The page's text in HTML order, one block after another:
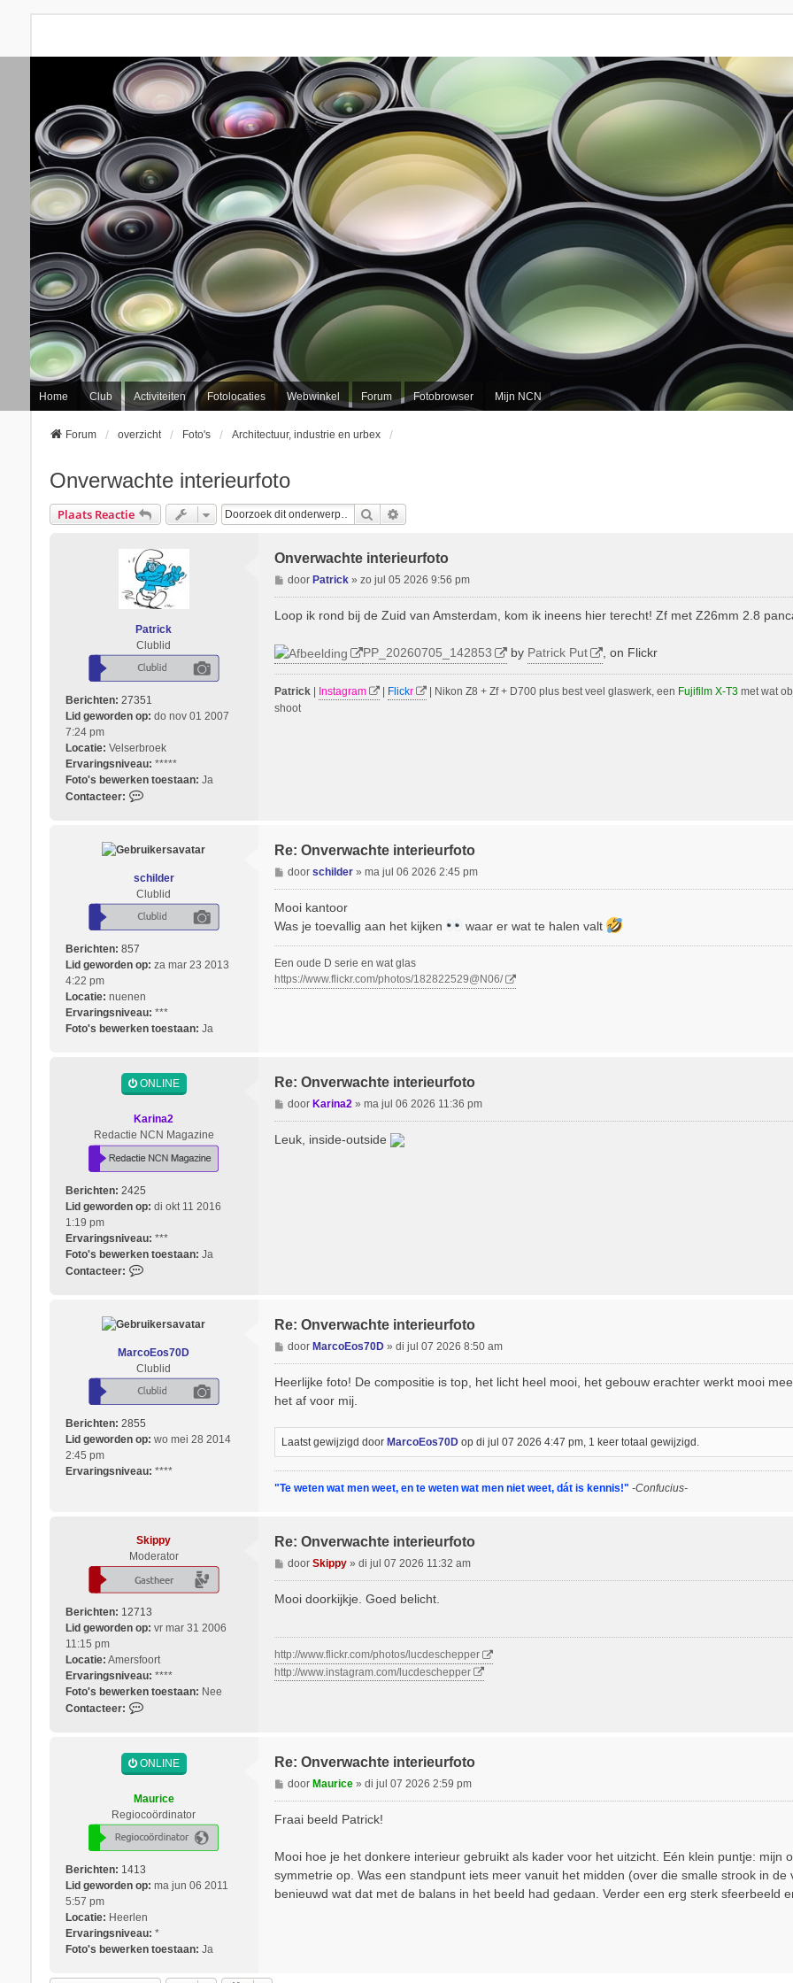
Home Club Activiteiten Fotolocaties Webwinkel Forum Fotobrowser Mijn NCN
Forum overzicht Foto's Architectuur, industrie en urbex
Onverwachte interieurfoto
Plaats Reactie Zoek
Patrick
Clublid
Berichten: 27351
Lid geworden op: do nov 01 2007
7:24 pm
Locatie: Velserbroek
Ervaringsniveau: *****
Foto's bewerken toestaan: Ja
Contacteer:
t
c
t
e
e
a
i
c
Onverwachte interieurfoto
B
e
c
h
t
doorPatrick »zo jul 05 2026 9:56 pm
Loop ik rond bij de Zuid van Amsterdam, kom ik ineens hier terecht! Zf met Z26mm 2.8
PP_20260705_142853 by Patrick Put , on Flickr
Patrick| Instagram | Flickr | Nikon Z8 + Zf + D700 plus best veel glaswerk, een Fujifilm X-T3 met wat
shoot
schilder
Clublid
Berichten: 857
Lid geworden op: za mar 23 2013
4:22 pm
Locatie: nuenen
Ervaringsniveau: ***
Foto's bewerken toestaan: Ja
Re: Onverwachte interieurfoto
B
e
c
h
t
doorschilder »ma jul 06 2026 2:45 pm
Mooi kantoor
Was je toevallig aan het kijken
waar er wat te halen valt
Een oude D serie en wat glas
https://www.flickr.com/photos/182822529@N06/
ONLINE
Karina2
Redactie NCN Magazine
Berichten: 2425
Lid geworden op: di okt 11 2016
1:19 pm
Ervaringsniveau: ***
Foto's bewerken toestaan: Ja
Contacteer:
t
c
t
e
e
a
i
Re: Onverwachte interieurfoto
B
e
doorKarina2 »ma jul 06 2026 11:36 pm
Leuk, inside-outside
MarcoEos70D
Clublid
Berichten: 2855
Lid geworden op: wo mei 28 2014
2:45 pm
Ervaringsniveau: ****
Re: Onverwachte interieurfoto
B
e
c
h
doorMarcoEos70D »di jul 07 2026 8:50 am
Heerlijke foto! De compositie is top, het licht heel mooi, het gebouw erachter werkt mooi
het af voor mij.
Laatst gewijzigd door MarcoEos70Dop di jul 07 2026 4:47 pm, 1 keer totaal gewijzigd.
"Te weten wat men weet, en te weten wat men niet weet, dát is kennis!" -Confucius-
Skippy
Moderator
Berichten: 12713
Lid geworden op: vr mar 31 2006
11:15 pm
Locatie: Amersfoort
Ervaringsniveau: ****
Foto's bewerken toestaan: Nee
Contacteer:
t
a
t
e
e
r
k
p
p
y
Re: Onverwachte interieurfoto
B
e
h
t
doorSkippy »di jul 07 2026 11:32 am
Mooi doorkijkje. Goed belicht.
http://www.flickr.com/photos/lucdeschepper
http://www.instagram.com/lucdeschepper
ONLINE
Maurice
Regiocoördinator
Berichten: 1413
Lid geworden op: ma jun 06 2011
5:57 pm
Locatie: Heerlen
Ervaringsniveau: *
Foto's bewerken toestaan: Ja
Re: Onverwachte interieurfoto
B
e
h
t
doorMaurice »di jul 07 2026 2:59 pm
Fraai beeld Patrick!
Mooi hoe je het donkere interieur gebruikt als kader voor het uitzicht. Eén klein puntje: mijn
symmetrie op. Was een standpunt iets meer vanuit het midden (over die smalle strook in de
benieuwd wat dat met de balans in het beeld had gedaan. Verder een erg sterk sfeerbeeld